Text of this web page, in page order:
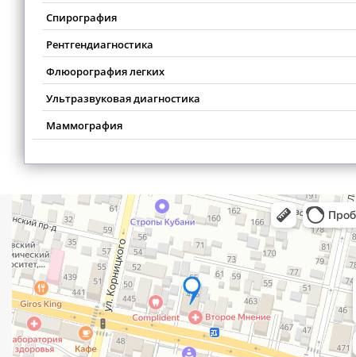
Спирография
Рентгендиагностика
Флюорография легких
Ультразвуковая диагностика
Маммография